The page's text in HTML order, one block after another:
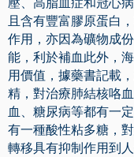
且含有豐富膠原蛋白
作用，亦因為礦物成
能，利於補血此外，
用價值，據藥書記載
精，對治療肺結核咯
血、糖尿病等都有一
有一種酸性粘多糖，
轉移具有抑制作用到人